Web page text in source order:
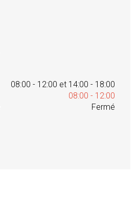
08:00 - 12:00 et 14:00 - 18:00
08:00 - 12:00
Fermé